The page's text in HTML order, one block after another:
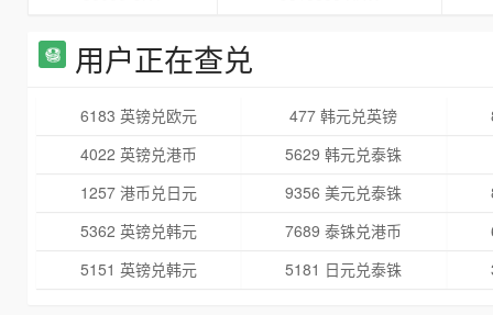
用户正在查兑
6183 英镑兑欧元 477 韩元兑英镑
4022 英镑兑港币
5629 韩元兑泰铢
1257 港币兑日元
9356 美元兑泰铢
5362 英镑兑韩元
7689 泰铢兑港币
5151 英镑兑韩元
5181 日元兑泰铢